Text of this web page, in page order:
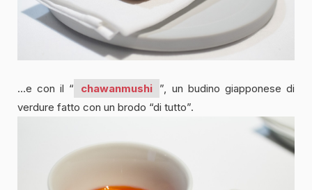
…e con il “ chawanmushi ”, un budino giapponese di
verdure fatto con un brodo “di tutto”.